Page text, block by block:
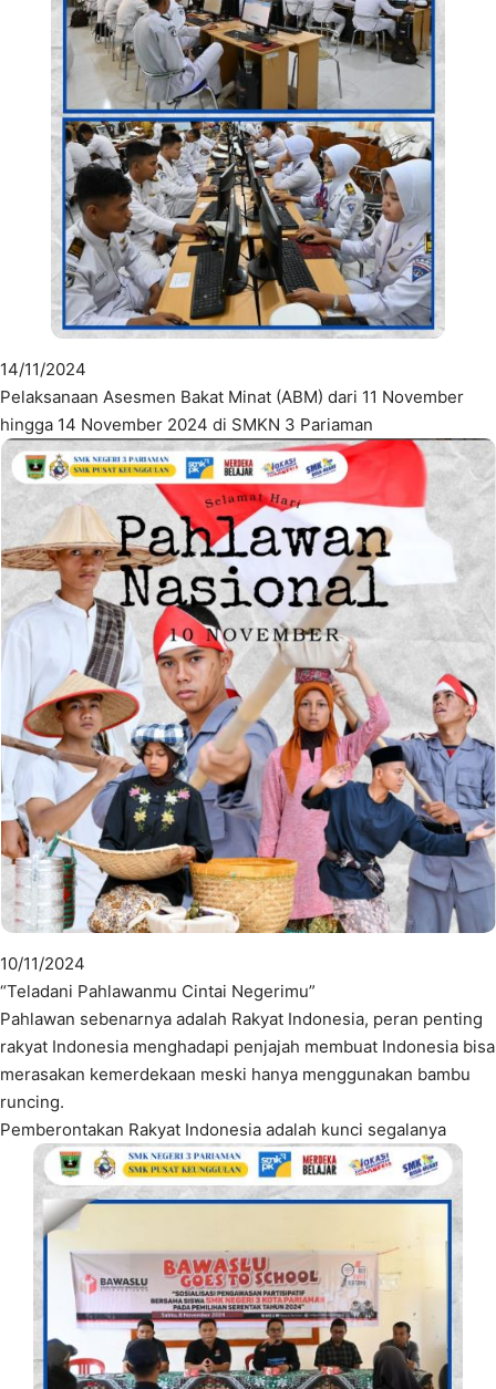
14/11/2024
Pelaksanaan Asesmen Bakat Minat (ABM) dari 11 November
hingga 14 November 2024 di SMKN 3 Pariaman
10/11/2024
“Teladani Pahlawanmu Cintai Negerimu”
Pahlawan sebenarnya adalah Rakyat Indonesia, peran penting
rakyat Indonesia menghadapi penjajah membuat Indonesia bisa
merasakan kemerdekaan meski hanya menggunakan bambu
runcing.
Pemberontakan Rakyat Indonesia adalah kunci segalanya